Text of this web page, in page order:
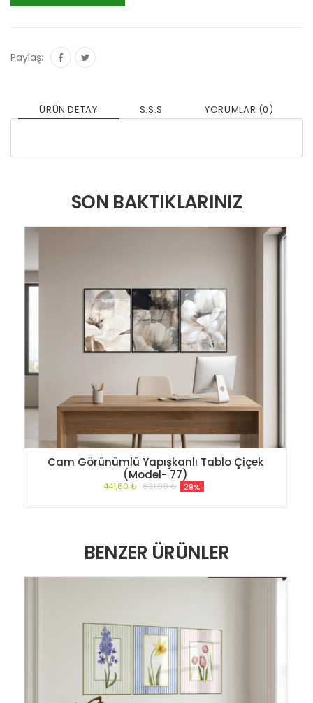
Paylaş:
ÜRÜN DETAY S.S.S YORUMLAR (0)
SON BAKTIKLARINIZ
Cam Görünümlü Yapışkanlı Tablo Çiçek
(Model- 77)
441,60 ₺ 621,00 ₺ 29%
BENZER ÜRÜNLER